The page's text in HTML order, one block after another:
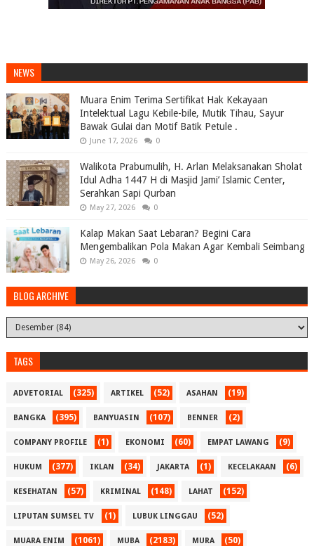
NEWS
Muara Enim Terima Sertifikat Hak Kekayaan
Intelektual Lagu Kebile-bile, Mutik Tihau, Sayur
Bawak Gulai dan Motif Batik Petule .
June 17, 2026 0
Walikota Prabumulih, H. Arlan Melaksanakan Sholat
Idul Adha 1447 H di Masjid Jami’ Islamic Center,
Serahkan Sapi Qurban
May 27, 2026 0
Kalap Makan Saat Lebaran? Begini Cara
Mengembalikan Pola Makan Agar Kembali Seimbang
May 26, 2026 0
BLOG ARCHIVE
TAGS
ADVETORIAL (325) ARTIKEL (52) ASAHAN (19)
BANGKA (395) BANYUASIN (107) BENNER (2)
COMPANY PROFILE (1) EKONOMI (60) EMPAT LAWANG (9)
HUKUM (377) IKLAN (34) JAKARTA (1) KECELAKAAN (6)
KESEHATAN (57) KRIMINAL (148) LAHAT (152)
LIPUTAN SUMSEL TV (1) LUBUK LINGGAU (52)
MUARA ENIM (1061) MUBA (2183) MURA (50)